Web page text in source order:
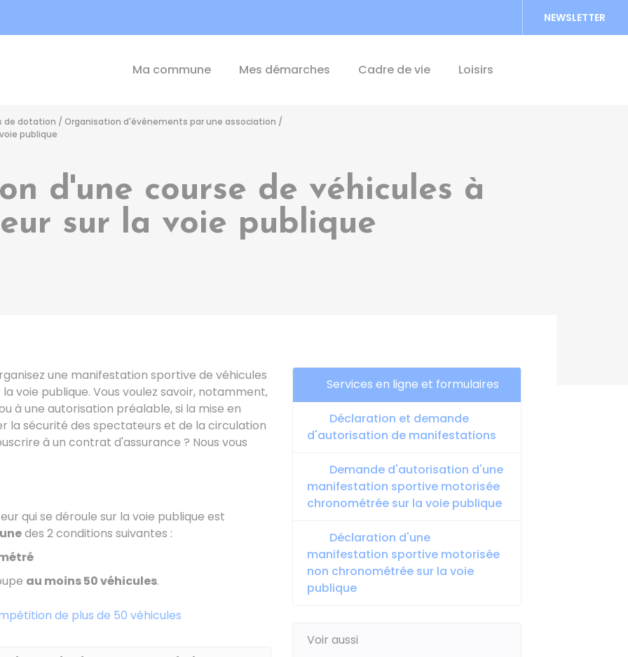
NEWSLETTER
Ma commune Mes démarches Cadre de vie Loisirs
de dotation / Organisation d'événements par une association /
publique
d'une course de véhicules à
sur la voie publique
une manifestation sportive de véhicules
voie publique. Vous voulez savoir, notamment,
à une autorisation préalable, si la mise en
la sécurité des spectateurs et de la circulation
à un contrat d'assurance ? Nous vous
qui se déroule sur la voie publique est
des 2 conditions suivantes :
au moins 50 véhicules.
de plus de 50 véhicules
Services en ligne et formulaires
Déclaration et demande
d'autorisation de manifestations
Demande d'autorisation d'une
manifestation sportive motorisée
chronométrée sur la voie publique
Déclaration d'une
manifestation sportive motorisée
non chronométrée sur la voie
publique
Voir aussi